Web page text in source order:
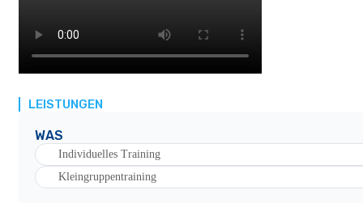
LEISTUNGEN
WAS
Individuelles Training
Kleingruppentraining